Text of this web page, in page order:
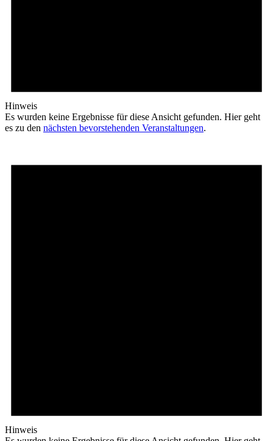
Hinweis
Es wurden keine Ergebnisse für diese Ansicht gefunden. Hier geht
es zu den nächsten bevorstehenden Veranstaltungen.
Hinweis